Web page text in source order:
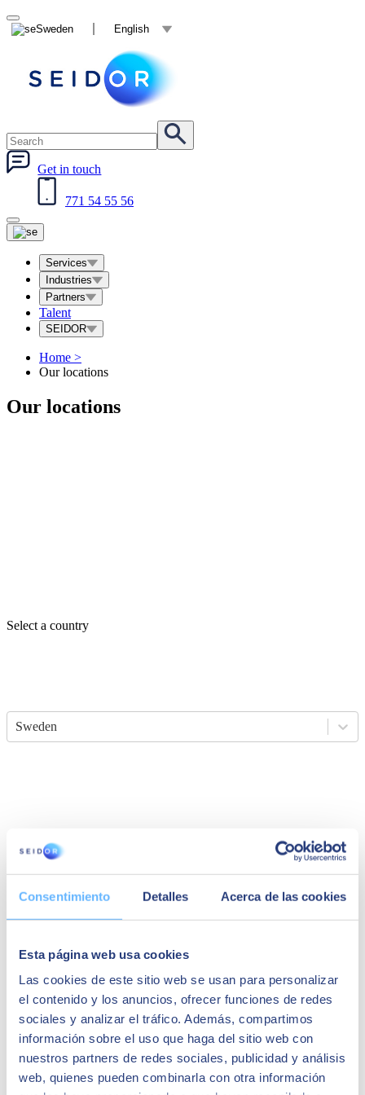
Consentimiento Detalles Acerca de las cookies
Esta página web usa cookies
Las cookies de este sitio web se usan para personalizar
el contenido y los anuncios, ofrecer funciones de redes
sociales y analizar el tráfico. Además, compartimos
información sobre el uso que haga del sitio web con
nuestros partners de redes sociales, publicidad y análisis
web, quienes pueden combinarla con otra información
Sweden English
Get in touch
771 54 55 56
Services
Industries
Partners
Talent
SEIDOR
Home >
Our locations
Our locations
Select a country
Sweden
Götenborg
+46 771 54 55 56